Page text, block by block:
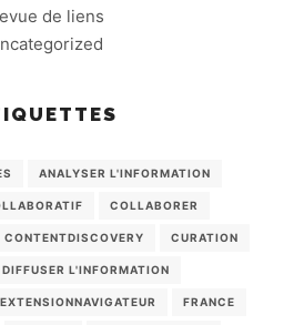
de liens
ANALYSER L'INFORMATION
COLLABORER
CONTENTDISCOVERY CURATION
DIFFUSER L'INFORMATION
EXTENSIONNAVIGATEUR FRANCE